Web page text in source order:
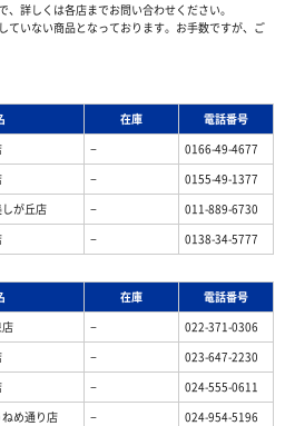
詳しくは各店までお問い合わせください。
いない商品となっております。お手数ですが、ご
在庫
電話番号
−
0166-49-4677
−
0155-49-1377
が丘店 −
011-889-6730
− 0138-34-5777
在庫
電話番号
−
022-371-0306
−
023-647-2230
−
024-555-0611
め通り店 − 024-954-5196